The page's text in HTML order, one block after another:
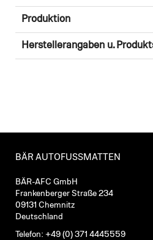
Produktion
Herstellerangaben u.
BÄR AUTOFUSSMATTEN
BÄR-AFC GmbH
Frankenberger Straße 234
09131 Chemnitz
Deutschland
Telefon: +49 (0) 371 4445559